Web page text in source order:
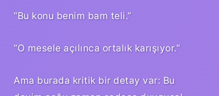
“Bu konu benim bam teli.”
“O mesele açılınca ortalık karışıyor.”
Ama burada kritik bir detay var: Bu